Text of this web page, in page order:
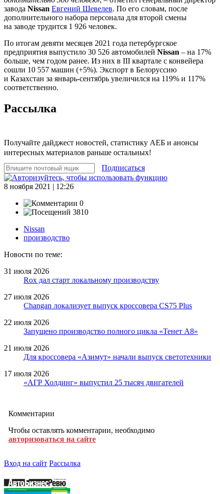
завода Nissan Евгений Шевелев. По его словам, после
дополнительного набора персонала для второй смены
на заводе трудится 1 926 человек.
По итогам девяти месяцев 2021 года петербургское
предприятия выпустило 30 526 автомобилей Nissan – на 17%
больше, чем годом ранее. Из них в III квартале с конвейера
сошли 10 557 машин (+5%). Экспорт в Белоруссию
и Казахстан за январь-сентябрь увеличился на 119% и 117%
соответственно.
Рассылка
Получайте дайджест новостей, статистику АЕБ и анонсы
интересных материалов раньше остальных!
Подписаться
8 ноября 2021 | 12:26
0
3810
Nissan
производство
Новости по теме:
31 июля 2026
Rox дал старт локальному производству
27 июля 2026
Changan локализует выпуск кроссовера CS75 Plus
22 июля 2026
Запущено производство полного цикла «Тенет A8»
21 июля 2026
Для кроссовера «Азимут» начали выпуск светотехники
17 июля 2026
«АГР Холдинг» выпустил 25 тысяч двигателей
Комментарии
Чтобы оставлять комментарии, необходимо
авторизоваться на сайте
Вход на сайт Рассылка